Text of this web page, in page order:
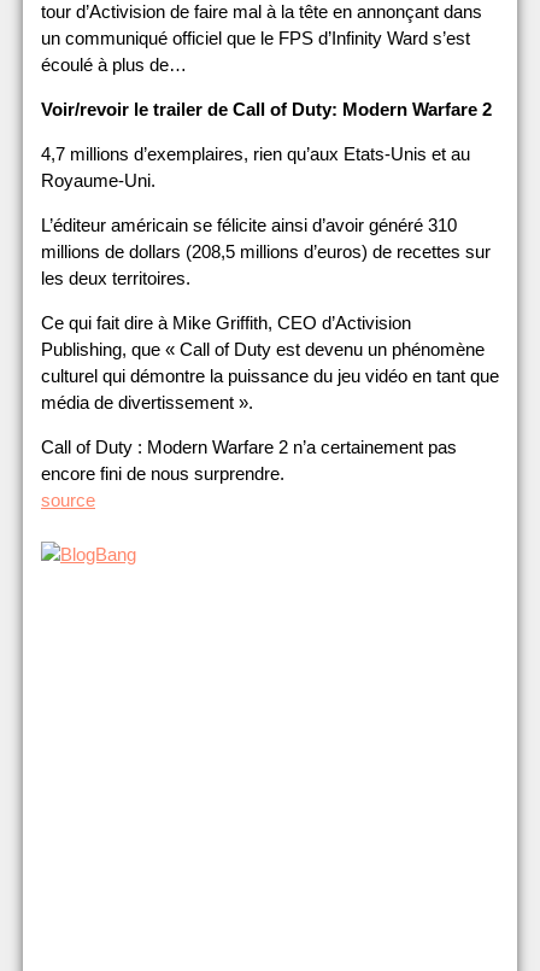
tour d’Activision de faire mal à la tête en annonçant dans
un communiqué officiel que le FPS d’Infinity Ward s’est
écoulé à plus de…
Voir/revoir le trailer de Call of Duty: Modern Warfare 2
4,7 millions d’exemplaires, rien qu’aux Etats-Unis et au
Royaume-Uni.
L’éditeur américain se félicite ainsi d’avoir généré 310
millions de dollars (208,5 millions d’euros) de recettes sur
les deux territoires.
Ce qui fait dire à Mike Griffith, CEO d’Activision
Publishing, que « Call of Duty est devenu un phénomène
culturel qui démontre la puissance du jeu vidéo en tant que
média de divertissement ».
Call of Duty : Modern Warfare 2 n’a certainement pas
encore fini de nous surprendre.
source